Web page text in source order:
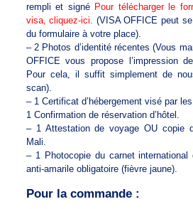
rempli et signé Pour télécharger le
visa, cliquez-ici. (VISA OFFICE peut
du formulaire à votre place).
– 2 Photos d’identité récentes (Vous
OFFICE vous propose l’impression
Pour cela, il suffit simplement de
scan).
– 1 Certificat d’hébergement visé par
1 Confirmation de réservation d’hôtel.
– 1 Attestation de voyage OU copie
Mali.
– 1 Photocopie du carnet
anti-amarile obligatoire (fièvre jaune).
Pour la commande :